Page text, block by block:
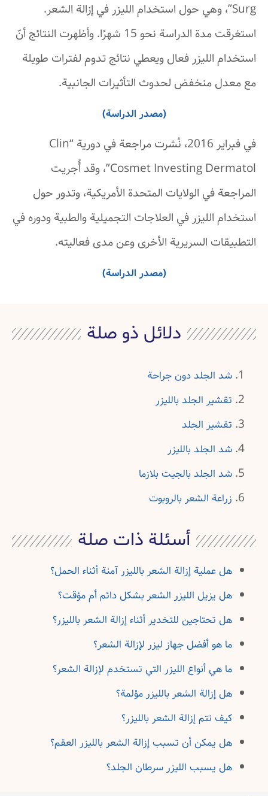
Surg”، وهي حول استخدام الليزر في إزالة الشعر.
استغرقت مدة الدراسة نحو 15 شهرًا. وأظهرت النتائج أنّ
استخدام الليزر فعال ويعطي نتائج تدوم لفترات طويلة
مع معدل منخفض لحدوث التأثيرات الجانبية.
(مصدر الدراسة)
في فبراير 2016، نُشرت مراجعة في دورية “Clin
Cosmet Investing Dermatol”، وقد أُجريت
المراجعة في الولايات المتحدة الأمريكية، وتدور حول
استخدام الليزر في العلاجات التجميلية والطبية ودوره في
التطبيقات السريرية الأخرى وعن مدى فعاليته.
(مصدر الدراسة)
دلائل ذو صلة
شد الجلد دون جراحة
تقشير الجلد بالليزر
تقشير الجلد
شد الجلد بالليزر
شد الجلد بالجيت بلازما
زراعة الشعر بالروبوت
أسئلة ذات صلة
هل عملية إزالة الشعر بالليزر آمنة أثناء الحمل؟
هل يزيل الليزر الشعر بشكل دائم أم مؤقت؟
هل تحتاجين للتخدير أثناء إزالة الشعر بالليزر؟
ما هو أفضل جهاز ليزر لإزالة الشعر؟
ما هي أنواع الليزر التي تستخدم لإزالة الشعر؟
هل إزالة الشعر بالليزر مؤلمة؟
كيف تتم إزالة الشعر بالليزر؟
هل يمكن أن تسبب إزالة الشعر بالليزر العقم؟
هل يسبب الليزر سرطان الجلد؟